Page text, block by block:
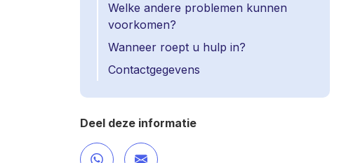
Welke andere problemen kunnen
voorkomen?
Wanneer roept u hulp in?
Contactgegevens
Deel deze informatie